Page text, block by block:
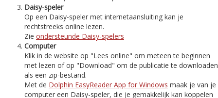
Daisy-speler
Op een Daisy-speler met internetaansluiting kan je
rechtstreeks online lezen.
Zie ondersteunde Daisy-spelers
Computer
Klik in de website op "Lees online" om meteen te beginnen
met lezen of op "Download" om de publicatie te downloaden
als een zip-bestand.
Met de Dolphin EasyReader App for Windows maak je van je
computer een Daisy-speler, die je gemakkelijk kan koppelen